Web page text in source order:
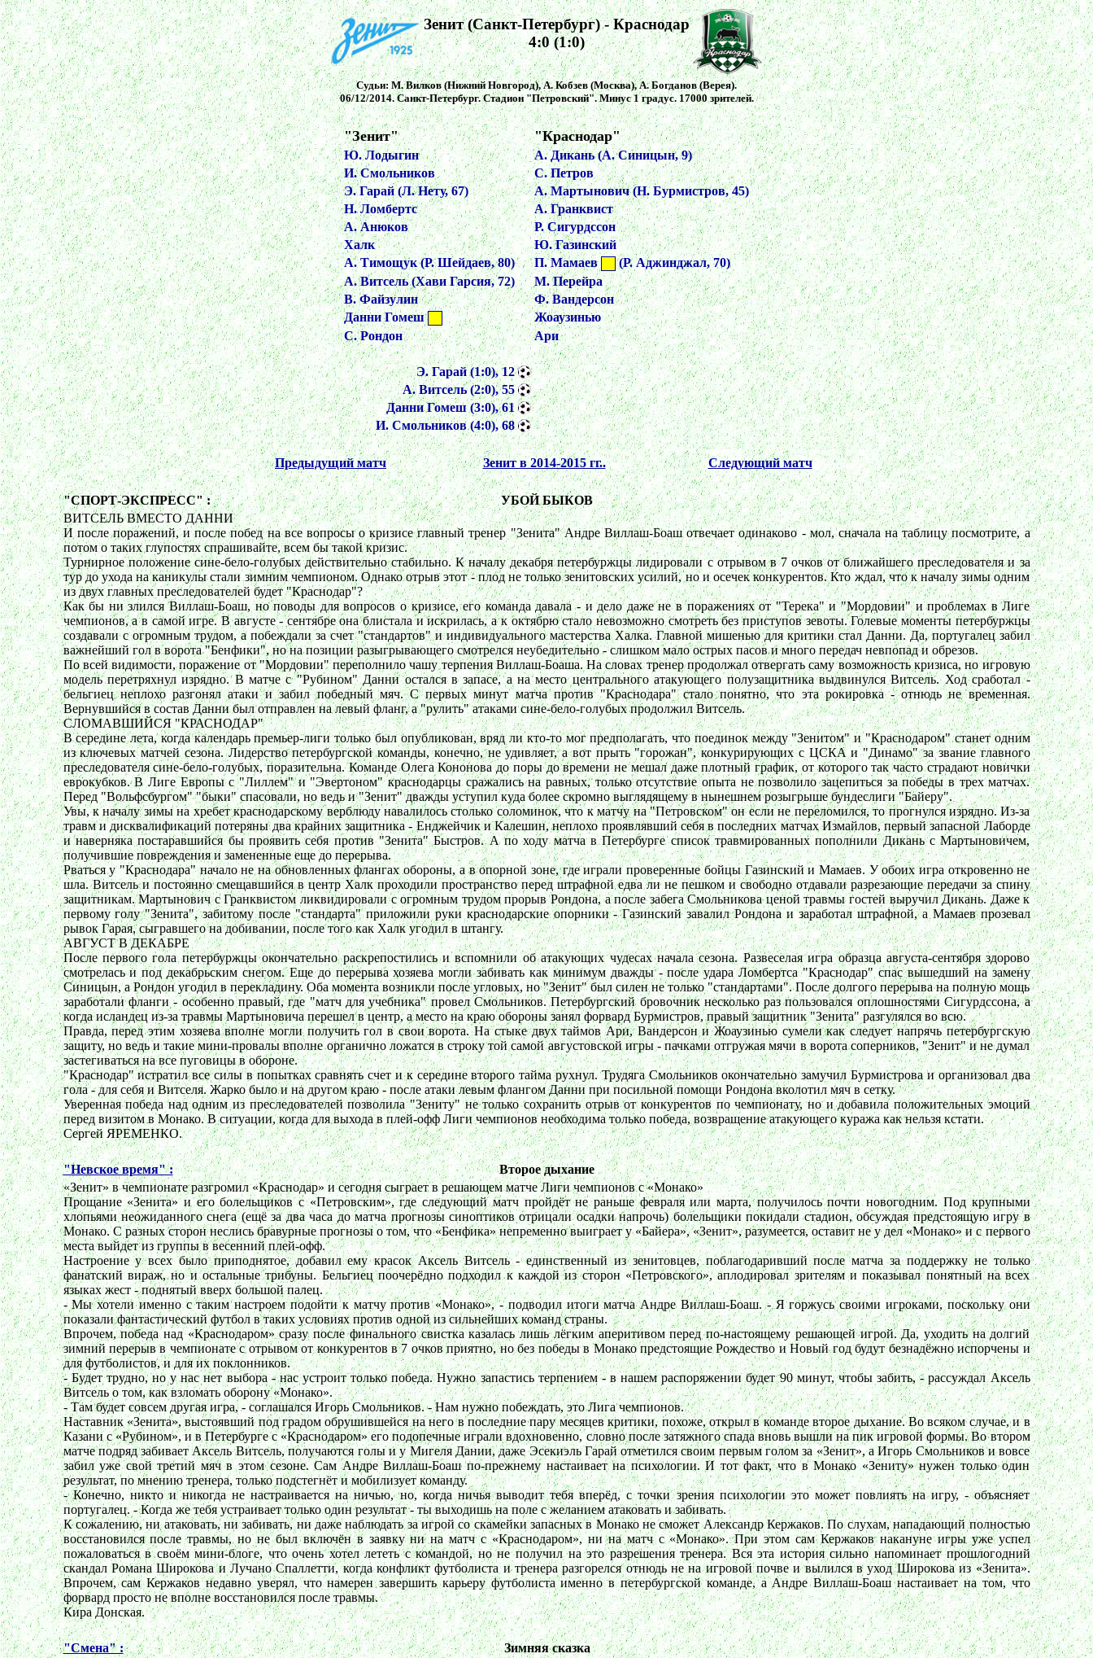
Зенит (Санкт-Петербург) - Краснодар
4:0 (1:0)
Судьи: М. Вилков (Нижний Новгород), А. Кобзев (Москва), А. Богданов (Верея).
06/12/2014. Санкт-Петербург. Стадион "Петровский". Минус 1 градус. 17000 зрителей.
"Зенит" "Краснодар"
Ю. Лодыгин
А. Дикань (А. Синицын, 9)
И. Смольников
С. Петров
Э. Гарай (Л. Нету, 67)
А. Мартынович (Н. Бурмистров, 45)
Н. Ломбертс
А. Гранквист
А. Анюков
Р. Сигурдссон
Халк
Ю. Газинский
А. Тимощук (Р. Шейдаев, 80)
П. Мамаев
(Р. Аджинджал, 70)
А. Витсель (Хави Гарсия, 72)
М. Перейра
В. Файзулин
Ф. Вандерсон
Данни Гомеш
Жоаузинью
С. Рондон
Ари
Э. Гарай (1:0), 12
А. Витсель (2:0), 55
Данни Гомеш (3:0), 61
И. Смольников (4:0), 68
Предыдущий матч Зенит в 2014-2015 гг.. Следующий матч
"СПОРТ-ЭКСПРЕСС" :
УБОЙ БЫКОВ
ВИТСЕЛЬ ВМЕСТО ДАННИ
И после поражений, и после побед на все вопросы о кризисе главный тренер "Зенита" Андре Виллаш-Боаш отвечает одинаково - мол, сначала на таблицу посмотрите, а
потом о таких глупостях спрашивайте, всем бы такой кризис.
Турнирное положение сине-бело-голубых действительно стабильно. К началу декабря петербуржцы лидировали с отрывом в 7 очков от ближайшего преследователя и за
тур до ухода на каникулы стали зимним чемпионом. Однако отрыв этот - плод не только зенитовских усилий, но и осечек конкурентов. Кто ждал, что к началу зимы одним
из двух главных преследователей будет "Краснодар"?
Как бы ни злился Виллаш-Боаш, но поводы для вопросов о кризисе, его команда давала - и дело даже не в поражениях от "Терека" и "Мордовии" и проблемах в Лиге
чемпионов, а в самой игре. В августе - сентябре она блистала и искрилась, а к октябрю стало невозможно смотреть без приступов зевоты. Голевые моменты петербуржцы
создавали с огромным трудом, а побеждали за счет "стандартов" и индивидуального мастерства Халка. Главной мишенью для критики стал Данни. Да, португалец забил
важнейший гол в ворота "Бенфики", но на позиции разыгрывающего смотрелся неубедительно - слишком мало острых пасов и много передач невпопад и обрезов.
По всей видимости, поражение от "Мордовии" переполнило чашу терпения Виллаш-Боаша. На словах тренер продолжал отвергать саму возможность кризиса, но игровую
модель перетряхнул изрядно. В матче с "Рубином" Данни остался в запасе, а на место центрального атакующего полузащитника выдвинулся Витсель. Ход сработал -
бельгиец неплохо разгонял атаки и забил победный мяч. С первых минут матча против "Краснодара" стало понятно, что эта рокировка - отнюдь не временная.
Вернувшийся в состав Данни был отправлен на левый фланг, а "рулить" атаками сине-бело-голубых продолжил Витсель.
СЛОМАВШИЙСЯ "КРАСНОДАР"
В середине лета, когда календарь премьер-лиги только был опубликован, вряд ли кто-то мог предполагать, что поединок между "Зенитом" и "Краснодаром" станет одним
из ключевых матчей сезона. Лидерство петербургской команды, конечно, не удивляет, а вот прыть "горожан", конкурирующих с ЦСКА и "Динамо" за звание главного
преследователя сине-бело-голубых, поразительна. Команде Олега Кононова до поры до времени не мешал даже плотный график, от которого так часто страдают новички
еврокубков. В Лиге Европы с "Лиллем" и "Эвертоном" краснодарцы сражались на равных, только отсутствие опыта не позволило зацепиться за победы в трех матчах.
Перед "Вольфсбургом" "быки" спасовали, но ведь и "Зенит" дважды уступил куда более скромно выглядящему в нынешнем розыгрыше бундеслиги "Байеру".
Увы, к началу зимы на хребет краснодарскому верблюду навалилось столько соломинок, что к матчу на "Петровском" он если не переломился, то прогнулся изрядно. Из-за
травм и дисквалификаций потеряны два крайних защитника - Енджейчик и Калешин, неплохо проявлявший себя в последних матчах Измайлов, первый запасной Лаборде
и наверняка постаравшийся бы проявить себя против "Зенита" Быстров. А по ходу матча в Петербурге список травмированных пополнили Дикань с Мартыновичем,
получившие повреждения и замененные еще до перерыва.
Рваться у "Краснодара" начало не на обновленных флангах обороны, а в опорной зоне, где играли проверенные бойцы Газинский и Мамаев. У обоих игра откровенно не
шла. Витсель и постоянно смещавшийся в центр Халк проходили пространство перед штрафной едва ли не пешком и свободно отдавали разрезающие передачи за спину
защитникам. Мартынович с Гранквистом ликвидировали с огромным трудом прорыв Рондона, а после забега Смольникова ценой травмы гостей выручил Дикань. Даже к
первому голу "Зенита", забитому после "стандарта" приложили руки краснодарские опорники - Газинский завалил Рондона и заработал штрафной, а Мамаев прозевал
рывок Гарая, сыгравшего на добивании, после того как Халк угодил в штангу.
АВГУСТ В ДЕКАБРЕ
После первого гола петербуржцы окончательно раскрепостились и вспомнили об атакующих чудесах начала сезона. Развеселая игра образца августа-сентября здорово
смотрелась и под декабрьским снегом. Еще до перерыва хозяева могли забивать как минимум дважды - после удара Ломбертса "Краснодар" спас вышедший на замену
Синицын, а Рондон угодил в перекладину. Оба момента возникли после угловых, но "Зенит" был силен не только "стандартами". После долгого перерыва на полную мощь
заработали фланги - особенно правый, где "матч для учебника" провел Смольников. Петербургский бровочник несколько раз пользовался оплошностями Сигурдссона, а
когда исландец из-за травмы Мартыновича перешел в центр, а место на краю обороны занял форвард Бурмистров, правый защитник "Зенита" разгулялся во всю.
Правда, перед этим хозяева вполне могли получить гол в свои ворота. На стыке двух таймов Ари, Вандерсон и Жоаузинью сумели как следует напрячь петербургскую
защиту, но ведь и такие мини-провалы вполне органично ложатся в строку той самой августовской игры - пачками отгружая мячи в ворота соперников, "Зенит" и не думал
застегиваться на все пуговицы в обороне.
"Краснодар" истратил все силы в попытках сравнять счет и к середине второго тайма рухнул. Трудяга Смольников окончательно замучил Бурмистрова и организовал два
гола - для себя и Витселя. Жарко было и на другом краю - после атаки левым флангом Данни при посильной помощи Рондона вколотил мяч в сетку.
Уверенная победа над одним из преследователей позволила "Зениту" не только сохранить отрыв от конкурентов по чемпионату, но и добавила положительных эмоций
перед визитом в Монако. В ситуации, когда для выхода в плей-офф Лиги чемпионов необходима только победа, возвращение атакующего куража как нельзя кстати.
Сергей ЯРЕМЕНКО.
"Невское время" :
Второе дыхание
«Зенит» в чемпионате разгромил «Краснодар» и сегодня сыграет в решающем матче Лиги чемпионов с «Монако»
Прощание «Зенита» и его болельщиков с «Петровским», где следующий матч пройдёт не раньше февраля или марта, получилось почти новогодним. Под крупными
хлопьями неожиданного снега (ещё за два часа до матча прогнозы синоптиков отрицали осадки напрочь) болельщики покидали стадион, обсуждая предстоящую игру в
Монако. С разных сторон неслись бравурные прогнозы о том, что «Бенфика» непременно выиграет у «Байера», «Зенит», разумеется, оставит не у дел «Монако» и с первого
места выйдет из группы в весенний плей-офф.
Настроение у всех было приподнятое, добавил ему красок Аксель Витсель - единственный из зенитовцев, поблагодаривший после матча за поддержку не только
фанатский вираж, но и остальные трибуны. Бельгиец поочерёдно подходил к каждой из сторон «Петровского», аплодировал зрителям и показывал понятный на всех
языках жест - поднятый вверх большой палец.
- Мы хотели именно с таким настроем подойти к матчу против «Монако», - подводил итоги матча Андре Виллаш-Боаш. - Я горжусь своими игроками, поскольку они
показали фантастический футбол в таких условиях против одной из сильнейших команд страны.
Впрочем, победа над «Краснодаром» сразу после финального свистка казалась лишь лёгким аперитивом перед по-настоящему решающей игрой. Да, уходить на долгий
зимний перерыв в чемпионате с отрывом от конкурентов в 7 очков приятно, но без победы в Монако предстоящие Рождество и Новый год будут безнадёжно испорчены и
для футболистов, и для их поклонников.
- Будет трудно, но у нас нет выбора - нас устроит только победа. Нужно запастись терпением - в нашем распоряжении будет 90 минут, чтобы забить, - рассуждал Аксель
Витсель о том, как взломать оборону «Монако».
- Там будет совсем другая игра, - соглашался Игорь Смольников. - Нам нужно побеждать, это Лига чемпионов.
Наставник «Зенита», выстоявший под градом обрушившейся на него в последние пару месяцев критики, похоже, открыл в команде второе дыхание. Во всяком случае, и в
Казани с «Рубином», и в Петербурге с «Краснодаром» его подопечные играли вдохновенно, словно после затяжного спада вновь вышли на пик игровой формы. Во втором
матче подряд забивает Аксель Витсель, получаются голы и у Мигеля Дании, даже Эсекиэль Гарай отметился своим первым голом за «Зенит», а Игорь Смольников и вовсе
забил уже свой третий мяч в этом сезоне. Сам Андре Виллаш-Боаш по-прежнему настаивает на психологии. И тот факт, что в Монако «Зениту» нужен только один
результат, по мнению тренера, только подстегнёт и мобилизует команду.
- Конечно, никто и никогда не настраивается на ничью, но, когда ничья выводит тебя вперёд, с точки зрения психологии это может повлиять на игру, - объясняет
португалец. - Когда же тебя устраивает только один результат - ты выходишь на поле с желанием атаковать и забивать.
К сожалению, ни атаковать, ни забивать, ни даже наблюдать за игрой со скамейки запасных в Монако не сможет Александр Кержаков. По слухам, нападающий полностью
восстановился после травмы, но не был включён в заявку ни на матч с «Краснодаром», ни на матч с «Монако». При этом сам Кержаков накануне игры уже успел
пожаловаться в своём мини-блоге, что очень хотел лететь с командой, но не получил на это разрешения тренера. Вся эта история сильно напоминает прошлогодний
скандал Романа Широкова и Лучано Спаллетти, когда конфликт футболиста и тренера разгорелся отнюдь не на игровой почве и вылился в уход Широкова из «Зенита».
Впрочем, сам Кержаков недавно уверял, что намерен завершить карьеру футболиста именно в петербургской команде, а Андре Виллаш-Боаш настаивает на том, что
форвард просто не вполне восстановился после травмы.
Кира Донская.
"Смена" :
Зимняя сказка